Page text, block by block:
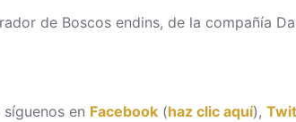
de Boscos endins, de la compañía
síguenos en Facebook (haz clic aquí),